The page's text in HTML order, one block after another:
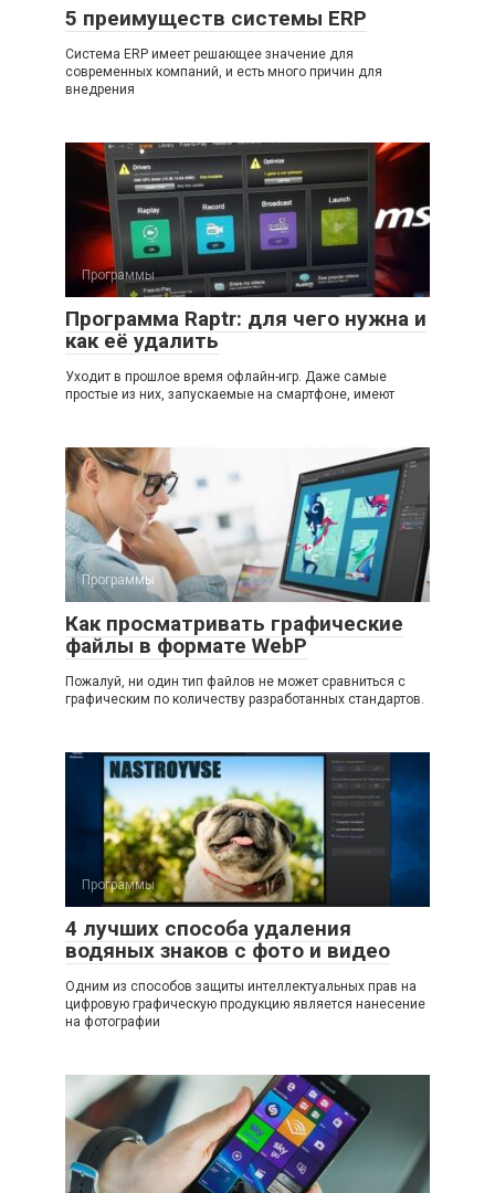
5 преимуществ системы ERP
Система ERP имеет решающее значение для
современных компаний, и есть много причин для
внедрения
Программы
Программа Raptr: для чего нужна и
как её удалить
Уходит в прошлое время офлайн-игр. Даже самые
простые из них, запускаемые на смартфоне, имеют
Программы
Как просматривать графические
файлы в формате WebP
Пожалуй, ни один тип файлов не может сравниться с
графическим по количеству разработанных стандартов.
Программы
4 лучших способа удаления
водяных знаков с фото и видео
Одним из способов защиты интеллектуальных прав на
цифровую графическую продукцию является нанесение
на фотографии